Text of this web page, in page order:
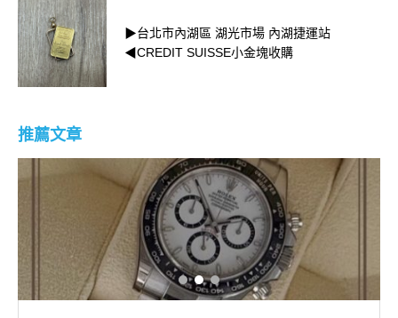
▶台北市內湖區 湖光市場 內湖捷運站
◀CREDIT SUISSE小金塊收購
推薦文章